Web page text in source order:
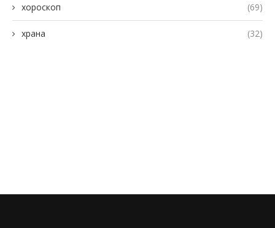
хороскоп (69)
храна (32)